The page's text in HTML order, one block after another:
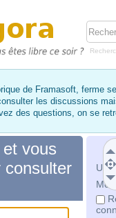
de Framasoft, ferme
les discussions
des questions, on se
Mot
vous
consulter